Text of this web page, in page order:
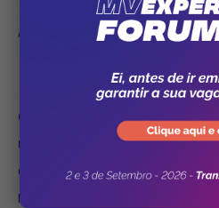
paciente está procurando no
O desenvolvimento da
uso de aplicativos impacta
evolução e o
refletem, também, na prática